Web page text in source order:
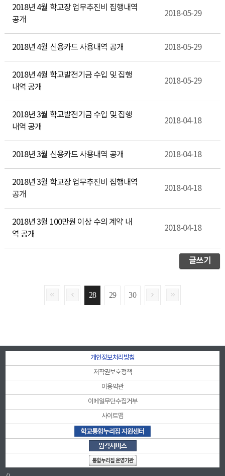
2018년 4월 학교장 업무추진비 집행내역
공개
2018-05-29
2018년 4월 신용카드 사용내역 공개 2018-05-29
2018년 4월 학교발전기금 수입 및 집행
내역 공개
2018-05-29
2018년 3월 학교발전기금 수입 및 집행
내역 공개
2018-04-18
2018년 3월 신용카드 사용내역 공개 2018-04-18
2018년 3월 학교장 업무추진비 집행내역
공개
2018-04-18
2018년 3월 100만원 이상 수의 계약 내
역 공개
2018-04-18
글쓰기
28 29 30
개인정보처리방침
저작권보호정책
이용약관
이메일무단수집거부
사이트맵